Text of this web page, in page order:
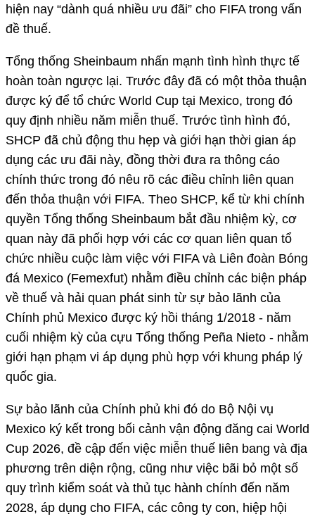
hiện nay “dành quá nhiều ưu đãi” cho FIFA trong vấn
đề thuế.
Tổng thống Sheinbaum nhấn mạnh tình hình thực tế
hoàn toàn ngược lại. Trước đây đã có một thỏa thuận
được ký để tổ chức World Cup tại Mexico, trong đó
quy định nhiều năm miễn thuế. Trước tình hình đó,
SHCP đã chủ động thu hẹp và giới hạn thời gian áp
dụng các ưu đãi này, đồng thời đưa ra thông cáo
chính thức trong đó nêu rõ các điều chỉnh liên quan
đến thỏa thuận với FIFA. Theo SHCP, kể từ khi chính
quyền Tổng thống Sheinbaum bắt đầu nhiệm kỳ, cơ
quan này đã phối hợp với các cơ quan liên quan tổ
chức nhiều cuộc làm việc với FIFA và Liên đoàn Bóng
đá Mexico (Femexfut) nhằm điều chỉnh các biện pháp
về thuế và hải quan phát sinh từ sự bảo lãnh của
Chính phủ Mexico được ký hồi tháng 1/2018 - năm
cuối nhiệm kỳ của cựu Tổng thống Peña Nieto - nhằm
giới hạn phạm vi áp dụng phù hợp với khung pháp lý
quốc gia.
Sự bảo lãnh của Chính phủ khi đó do Bộ Nội vụ
Mexico ký kết trong bối cảnh vận động đăng cai World
Cup 2026, đề cập đến việc miễn thuế liên bang và địa
phương trên diện rộng, cũng như việc bãi bỏ một số
quy trình kiểm soát và thủ tục hành chính đến năm
2028, áp dụng cho FIFA, các công ty con, hiệp hội